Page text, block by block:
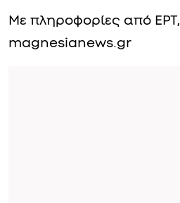
Με πληροφορίες από ΕΡΤ,
magnesianews.gr